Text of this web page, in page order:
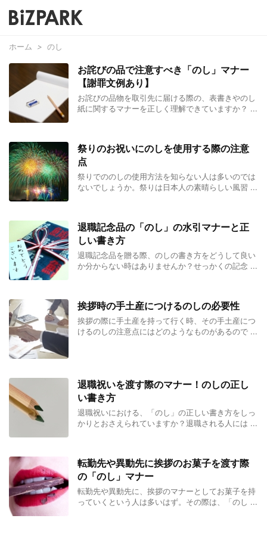
ホーム > のし
お詫びの品で注意すべき「のし」マナー
【謝罪文例あり】
お詫びの品物を取引先に届ける際の、表書きやのし
紙に関するマナーを正しく理解できていますか？ ...
祭りのお祝いにのしを使用する際の注意
点
祭りでののしの使用方法を知らない人は多いのでは
ないでしょうか。祭りは日本人の素晴らしい風習 ...
退職記念品の「のし」の水引マナーと正
しい書き方
退職記念品を贈る際、のしの書き方をどうして良い
か分からない時はありませんか？せっかくの記念 ...
挨拶時の手土産につけるのしの必要性
挨拶の際に手土産を持って行く時、その手土産につ
けるのしの注意点にはどのようなものがあるので ...
退職祝いを渡す際のマナー！のしの正し
い書き方
退職祝いにおける、「のし」の正しい書き方をしっ
かりとおさえられていますか？退職される人には ...
転勤先や異動先に挨拶のお菓子を渡す際
の「のし」マナー
転勤先や異動先に、挨拶のマナーとしてお菓子を持
っていくという人は多いはず。その際は、「のし ...